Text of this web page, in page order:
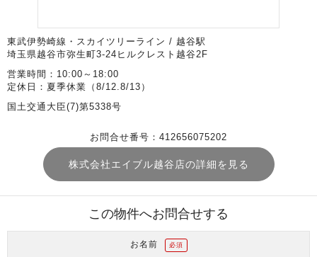
東武伊勢崎線・スカイツリーライン / 越谷駅
埼玉県越谷市弥生町3-24ヒルクレスト越谷2F
営業時間：10:00～18:00
定休日：夏季休業（8/12.8/13）
国土交通大臣(7)第5338号
お問合せ番号：412656075202
株式会社エイブル越谷店の詳細を見る
この物件へお問合せする
お名前 必須